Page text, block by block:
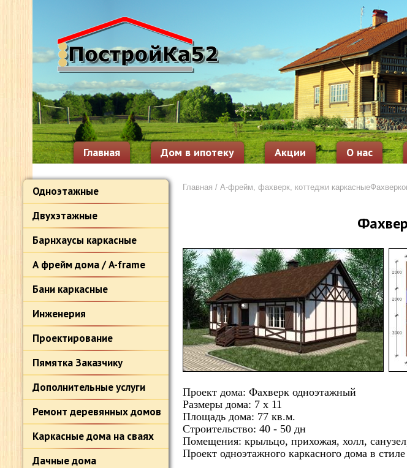
О нас
Акции
Дом в ипотеку
Главная
Главная / А-фрейм, фахверк, коттеджи каркасные
Проект дома: Фахверк одноэтажный
Размеры дома: 7 х 11
Площадь дома: 77 кв.м.
Строительство: 40 - 50 дн
Помещения: крыльцо, прихожая, холл,
Проект одноэтажного каркасного дома в
Одноэтажные
Двухэтажные
Барнхаусы каркасные
А фрейм дома / A-frame
Бани каркасные
Инженерия
Проектирование
Пямятка Заказчику
Дополнительные услуги
Ремонт деревянных домов
Каркасные дома на сваях
Дачные дома